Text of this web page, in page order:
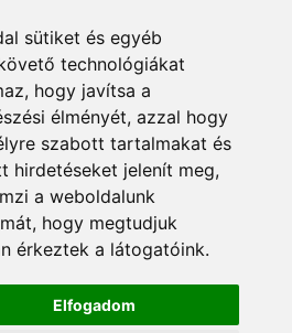
sütiket és egyéb
technológiákat
hogy javítsa a
élményét, azzal hogy
szabott tartalmakat és
hirdetéseket jelenít meg,
a weboldalunk
hogy megtudjuk
érkeztek a látogatóink.
Elfogadom